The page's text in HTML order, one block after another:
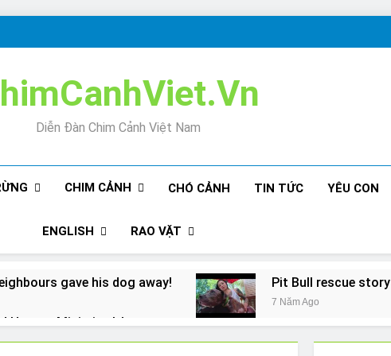
Diễn Đàn Chim Cảnh Việt Nam
CHIM CẢNH CHÓ CẢNH TIN TỨC YÊU CON
ENGLISH RAO VẶT
gave his dog away! Pit Bull rescue story
7 Năm Ago
How to Minimize It!